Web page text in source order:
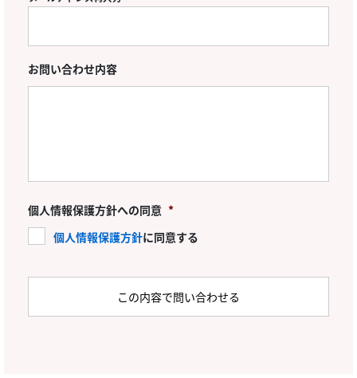
お問い合わせ内容
個人情報保護方針への同意 *
個人情報保護方針に同意する